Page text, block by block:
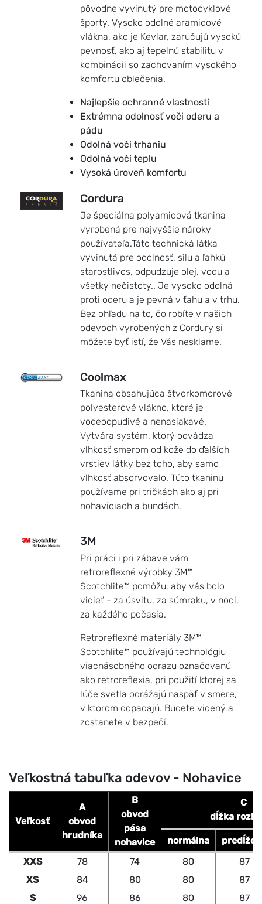
pôvodne vyvinutý pre motocyklové
športy. Vysoko odolné aramidové
vlákna, ako je Kevlar, zaručujú vysokú
pevnosť, ako aj tepelnú stabilitu v
kombinácii so zachovaním vysokého
komfortu oblečenia.
Najlepšie ochranné vlastnosti
Extrémna odolnosť voči oderu a
pádu
Odolná voči trhaniu
Odolná voči teplu
Vysoká úroveň komfortu
Cordura
Je špeciálna polyamidová tkanina
vyrobená pre najvyššie nároky
používateľa.Táto technická látka
vyvinutá pre odolnosť, silu a ľahkú
starostlivos, odpudzuje olej, vodu a
všetky nečistoty.. Je vysoko odolná
proti oderu a je pevná v ťahu a v trhu.
Bez ohľadu na to, čo robíte v našich
odevoch vyrobených z Cordury si
môžete byť istí, že Vás nesklame.
Coolmax
Tkanina obsahujúca štvorkomorové
polyesterové vlákno, ktoré je
vodeodpudivé a nenasiakavé.
Vytvára systém, ktorý odvádza
vlhkosť smerom od kože do ďalších
vrstiev látky bez toho, aby samo
vlhkosť absorvovalo. Túto tkaninu
používame pri tričkách ako aj pri
nohaviciach a bundách.
3M
Pri práci i pri zábave vám
retroreflexné výrobky 3M™
Scotchlite™ pomôžu, aby vás bolo
vidieť - za úsvitu, za súmraku, v noci,
za každého počasia.
Retroreflexné materiály 3M™
Scotchlite™ používajú technológiu
viacnásobného odrazu označovanú
ako retroreflexia, pri použití ktorej sa
lúče svetla odrážajú naspäť v smere,
v ktorom dopadajú. Budete videný a
zostanete v bezpečí.
Veľkostná tabuľka odevov - Nohavice
Veľkosť
A
obvod
hrudníka
B
obvod
pása
nohavice
C
dĺžka
normálna
XXS
78 74 80
87
XS
84 80 80
87
S
96 86 80
87